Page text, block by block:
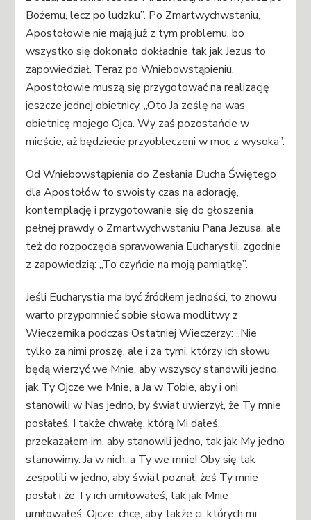
Bożemu, lecz po ludzku”. Po Zmartwychwstaniu,
Apostołowie nie mają już z tym problemu, bo
wszystko się dokonało dokładnie tak jak Jezus to
zapowiedział. Teraz po Wniebowstąpieniu,
Apostołowie muszą się przygotować na realizację
jeszcze jednej obietnicy. „Oto Ja ześlę na was
obietnicę mojego Ojca. Wy zaś pozostańcie w
mieście, aż będziecie przyobleczeni w moc z wysoka”.
Od Wniebowstąpienia do Zesłania Ducha Świętego
dla Apostołów to swoisty czas na adorację,
kontemplację i przygotowanie się do głoszenia
pełnej prawdy o Zmartwychwstaniu Pana Jezusa, ale
też do rozpoczęcia sprawowania Eucharystii, zgodnie
z zapowiedzią: „To czyńcie na moją pamiątkę”.
Jeśli Eucharystia ma być źródłem jedności, to znowu
warto przypomnieć sobie słowa modlitwy z
Wieczernika podczas Ostatniej Wieczerzy: „Nie
tylko za nimi proszę, ale i za tymi, którzy ich słowu
będą wierzyć we Mnie, aby wszyscy stanowili jedno,
jak Ty Ojcze we Mnie, a Ja w Tobie, aby i oni
stanowili w Nas jedno, by świat uwierzył, że Ty mnie
posłałeś. I także chwałę, którą Mi dałeś,
przekazałem im, aby stanowili jedno, tak jak My jedno
stanowimy. Ja w nich, a Ty we mnie! Oby się tak
zespolili w jedno, aby świat poznał, żeś Ty mnie
posłał i że Ty ich umiłowałeś, tak jak Mnie
umiłowałeś. Ojcze, chcę, aby także ci, których mi